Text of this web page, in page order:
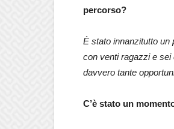
percorso?
È stato innanzitutto
con venti ragazzi e
davvero tante
C’è stato un